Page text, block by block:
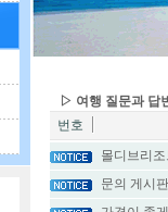
▷ 여행 질문과 답
번호
몰디브리
문의 게시